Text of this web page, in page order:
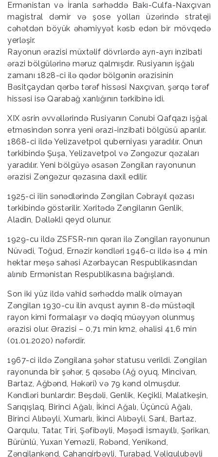
Ermənistan və İranla sərhəddə Bakı-Culfa-Naxçıvan
magistral dəmir və şose yolları üzərində strateji
cəhətdən böyük əhəmiyyət kəsb edən bir mövqedə
yerləşir.
Rayonun ərazisi müxtəlif dövrlərdə ayrı-ayrı inzibati
ərazi bölgülərinə məruz qalmışdır. Rusiyanın işğalı
zamanı 1828-ci ilə qədər bölgənin ərazisinin
Bəsitçaydan qərbə tərəf hissəsi Naxçıvan, şərqə tərəf
hissəsi isə Qarabağ xanlığının tərkibinə idi.
XIX əsrin əvvəllərində Rusiyanın Cənubi Qafqazı işğal
etməsindən sonra yeni ərazi-inzibati bölgüsü aparılır.
1868-ci ildə Yelizavetpol quberniyası yaradılır. Onun
tərkibində Şuşa, Yelizavetpol və Zəngəzur qəzaları
yaradılır. Yeni bölgüyə əsasən Zəngilan rayonunun
ərazisi Zəngəzur qəzasına daxil edilir.
1925-ci ilin sənədlərində Zəngilan Cəbrayıl qəzası
tərkibində göstərilir. Xəritədə Zəngilanın Genlik,
Aladin, Dəlləkli qeyd olunur.
1929-cu ildə ZSFSR-nın qərarı ilə Zəngilan rayonunun
Nüvədi, Toğud, Ernəzir kəndləri 1946-cı ildə isə 4 min
hektar meşə sahəsi Azərbaycan Respublikasından
alınıb Ermənistan Respublikasına bağışlandı.
Son iki yüz ildə vahid sərhəddə malik olmayan
Zəngilan 1930-cu ilin avqust ayının 8-də müstəqil
rayon kimi formalaşır və dəqiq müəyyən olunmuş
ərazisi olur. Ərazisi – 0,71 min km2, əhalisi 41,6 min
(01.01.2020) nəfərdir.
1967-ci ildə Zəngilana şəhər statusu verildi. Zəngilan
rayonunda bir şəhər, 5 qəsəbə (Ağ oyuq, Mincivan,
Bartaz, Ağbənd, Həkəri) və 79 kənd olmuşdur.
Kəndləri bunlardır: Beşdəli, Genlik, Keçikli, Malatkeşin,
Sarıqışlaq, Birinci Ağalı, İkinci Ağalı, Üçüncü Ağalı,
Birinci Alıbəyli, Xumarlı, İkinci Alıbəyli, Sarıl, Bartaz,
Qarqulu, Tatar, Tiri, Şəfibəyli, Məşədi İsmayıllı, Şərikan,
Bürünlü, Yuxarı Yeməzli, Rəbənd, Yenikənd,
Zəngilankənd, Cahangirbəyli, Turabad, Vəliqulubəyli